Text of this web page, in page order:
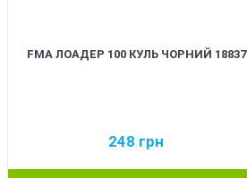
FMA ЛОАДЕР 100 КУЛЬ ЧОРНИЙ 18837
248 грн